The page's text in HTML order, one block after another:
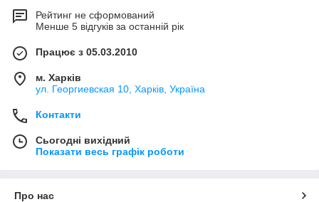
Рейтинг не сформований
Менше 5 відгуків за останній рік
Працює з 05.03.2010
м. Харків
ул. Георгиевская 10, Харків, Україна
Контакти
Сьогодні вихідний
Показати весь графік роботи
Про нас